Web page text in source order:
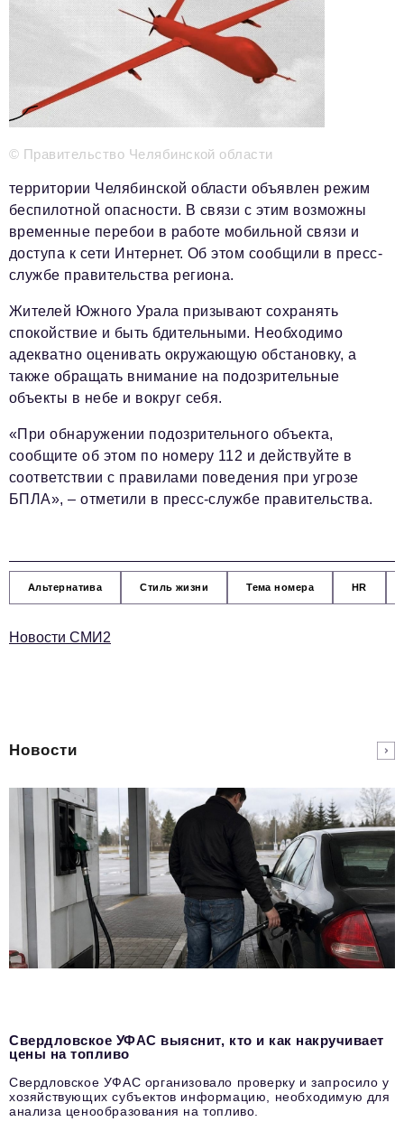
Телефон редакции:+7 495 727-01-67
Электронные почты редакции:
Информационный отдел
info@business-magazine.online
Отдел рекламы
Отдел распространения/редакционная подписка
podpiska@business-magazine.online
Отдел по работе с партнерами
partner@business-magazine.online
© Правительство Челябинской области
территории Челябинской области объявлен режим
беспилотной опасности. В связи с этим возможны
временные перебои в работе мобильной связи и
доступа к сети Интернет. Об этом сообщили в пресс-
службе правительства региона.
Жителей Южного Урала призывают сохранять
спокойствие и быть бдительными. Необходимо
адекватно оценивать окружающую обстановку, а
также обращать внимание на подозрительные
объекты в небе и вокруг себя.
«При обнаружении подозрительного объекта,
сообщите об этом по номеру 112 и действуйте в
соответствии с правилами поведения при угрозе
БПЛА», – отметили в пресс-службе правительства.
Альтернатива Стиль жизни Тема номера HR
Новости СМИ2
Новости
Свердловское УФАС выяснит, кто и как накручивает
цены на топливо
Свердловское УФАС организовало проверку и запросило у
хозяйствующих субъектов информацию, необходимую для
анализа ценообразования на топливо.